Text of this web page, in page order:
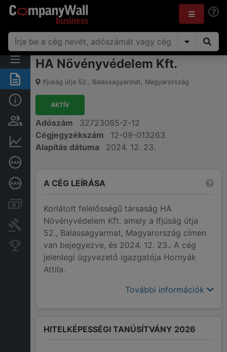
Összegzés
Alap információk
Személyek és tulajdonjog
Pénzügyi információk
Mélyreható hitelminősítés
Számlák és zárolások
Bírósági eljárások
Konkurens cégek
HA Növényvédelem Kft.
Ifjúság útja 52., Balassagyarmat, Magyarország
AKTÍV
Adószám
32723085-2-12
Cégjegyzékszám
12-09-013263
Alapítás dátuma
2024. 12. 23.
A CÉG LEÍRÁSA
Korlátolt felelősségű társaság HA
Növényvédelem Kft. amely a Ifjúság útja
52., Balassagyarmat, Magyarország címen
van bejegyezve, és 2024. 12. 23.. A cég
jelenlegi ügyvezető igazgatója Hornyák
Attila.
További információk
HITELKÉPESSÉGI TANÚSÍTVÁNY 2026